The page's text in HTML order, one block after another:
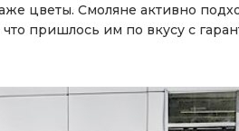
цветы. Смоляне активно
пришлось им по вкусу с